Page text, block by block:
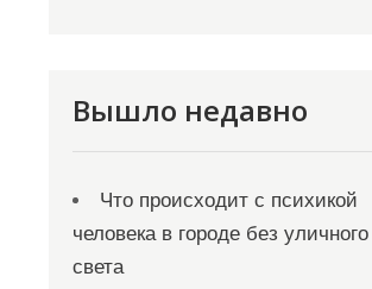
Вышло недавно
Что происходит с психикой
человека в городе без уличного
света